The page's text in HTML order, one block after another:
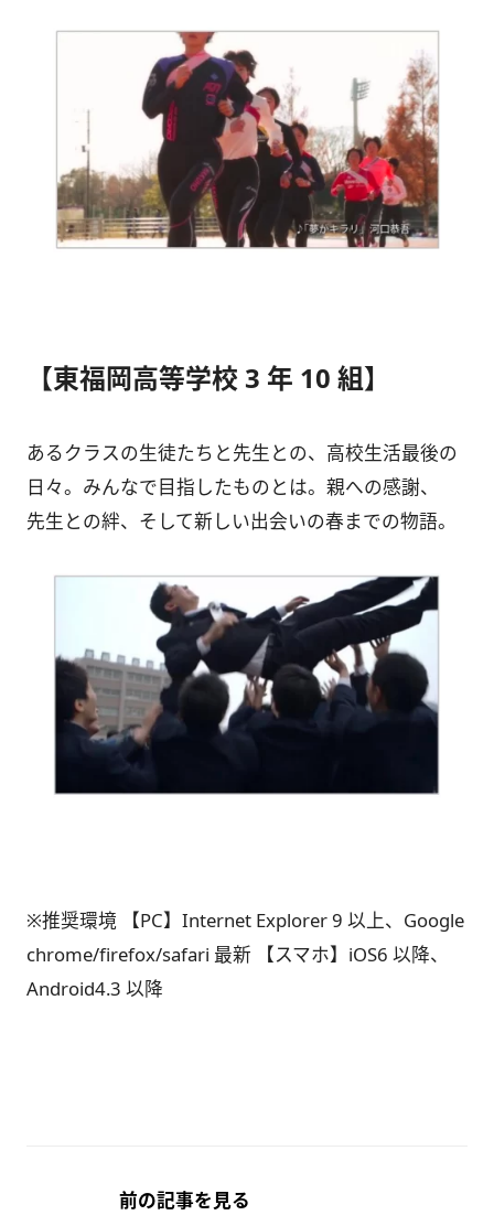
【東福岡高等学校 3 年 10 組】
あるクラスの生徒たちと先生との、高校生活最後の
日々。みんなで目指したものとは。親への感謝、
先生との絆、そして新しい出会いの春までの物語。
※推奨環境 【PC】Internet Explorer 9 以上、Google
chrome/firefox/safari 最新 【スマホ】iOS6 以降、
Android4.3 以降
前の記事を見る